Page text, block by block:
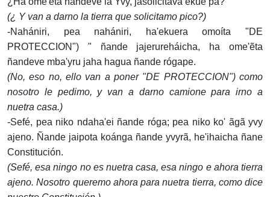
(¿ Y van a darno la tierra que solicitamo pico?)
-Nahániri, pea nahániri, ha'ekuera omoíta "DE
PROTECCION") " ñande jajerureháicha, ha ome'ẽta
ñandeve mba'yru jaha hagua ñande rógape.
(No, eso no, ello van a poner "DE PROTECCION") como
nosotro le pedimo, y van a darno camione para irno a
nuetra casa.)
-Sefé, pea niko ndaha'ei ñande róga; pea niko ko' ãgã yvy
ajeno. Ñande jaipota koánga ñande yvyrã, he'ihaicha ñane
Constitución.
(Sefé, esa ningo no es nuetra casa, esa ningo e ahora tierra
ajeno. Nosotro queremo ahora para nuetra tierra, como dice